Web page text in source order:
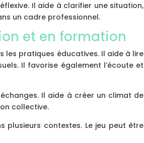
Il aide à clarifier une situation,
un cadre professionnel.
et en formation
les pratiques éducatives. Il aide à lire
Il favorise également l’écoute et
Il aide à créer un climat de
collective.
plusieurs contextes. Le jeu peut être